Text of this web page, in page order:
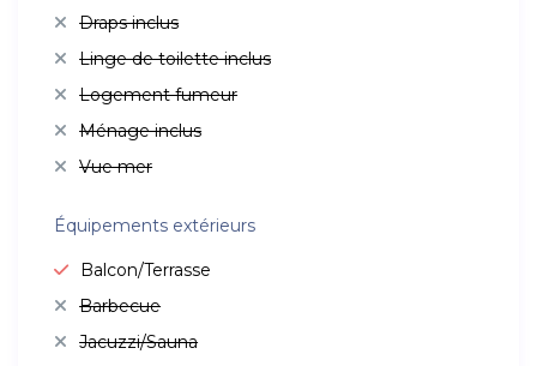
Draps inclus
Linge de toilette inclus
Logement fumeur
Ménage inclus
Vue mer
Équipements extérieurs
Balcon/Terrasse
Barbecue
Jacuzzi/Sauna